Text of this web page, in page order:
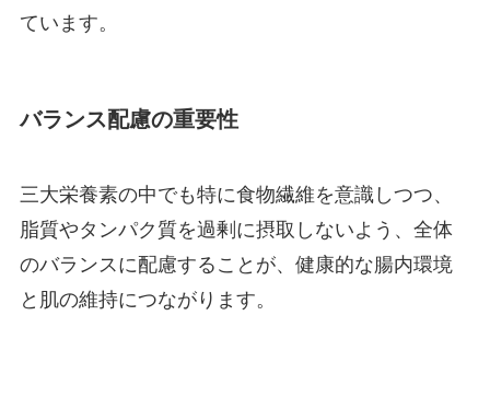
ています。
バランス配慮の重要性
三大栄養素の中でも特に食物繊維を意識しつつ、
脂質やタンパク質を過剰に摂取しないよう、全体
のバランスに配慮することが、健康的な腸内環境
と肌の維持につながります。